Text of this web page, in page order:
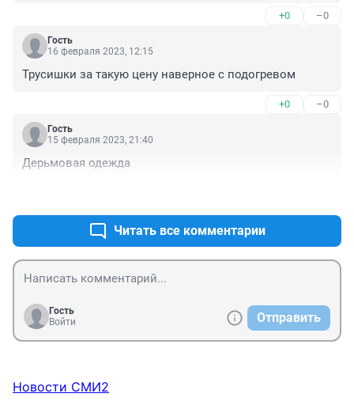
+0 –0
Гость
16 февраля 2023, 12:15
Трусишки за такую цену наверное с подогревом
+0 –0
Гость
15 февраля 2023, 21:40
Дерьмовая одежда
Читать все комментарии
Гость
Войти
Отправить
Новости СМИ2